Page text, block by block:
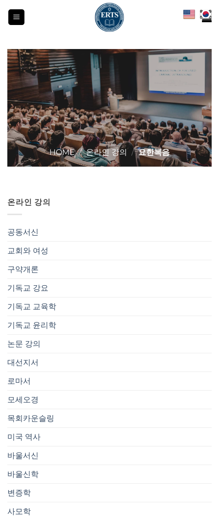
HOME / 온라인 강의 / 요한복음
온라인 강의
공동서신
교회와 여성
구약개론
기독교 강요
기독교 교육학
기독교 윤리학
논문 강의
대선지서
로마서
모세오경
목회카운슬링
미국 역사
바울서신
바울신학
변증학
사모학